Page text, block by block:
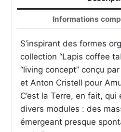
AMURA
Informations
S’inspirant des formes
collection “Lapis coffee
“living concept” conçu
et Anton Cristell pour
C’est la Terre, en fait, qui
divers modules : des
émergeant presque